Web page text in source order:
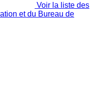
Voir la liste des
et du Bureau de